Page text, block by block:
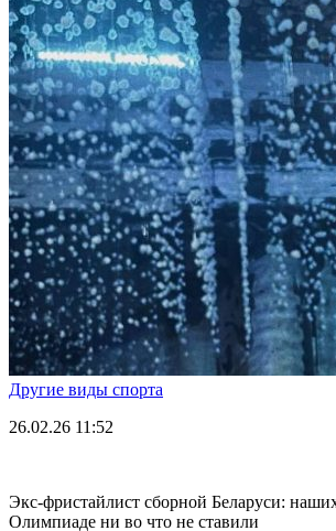
Другие виды спорта
26.02.26 11:52
Экс-фристайлист сборной Беларуси:
Олимпиаде ни во что не ставили